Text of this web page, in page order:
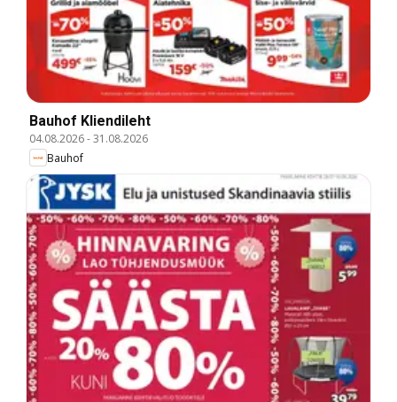
Bauhof Kliendileht
04.08.2026-31.08.2026
Bauhof